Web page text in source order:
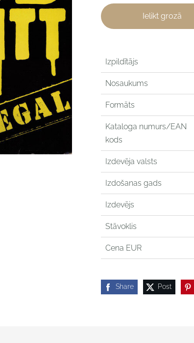
Ielikt grozā
Izpildītājs
Nosaukums
Formāts
Kataloga numurs/EAN
kods
Izdevēja valsts
Izdošanas gads
Izdevējs
Stāvoklis
Cena EUR
Share Post